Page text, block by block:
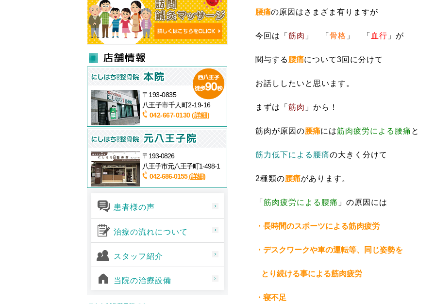
腰痛の原因はさまざま有りますが
今回は「 筋肉 」 「 骨格 」 「 血行 」が
関与する 腰痛について3回に分けて
お話ししたいと思います。
まずは「 筋肉 」から！
筋肉が原因の腰痛には筋肉疲労による腰痛 と
筋力低下による腰痛の大きく分けて
2種類の腰痛があります。
「 筋肉疲労による腰痛 」の原因には
・長時間のスポーツによる筋肉疲労
・デスクワークや車の運転等、同じ姿勢を
とり続ける事による筋肉疲労
・寝不足
〒193-0835
八王子市千人町2-19-16
042-667-0130 (詳細)
〒193-0826
八王子市元八王子町1-498-1
042-686-0155 (詳細)
患者様の声
治療の流れについて
スタッフ紹介
当院の治療設備